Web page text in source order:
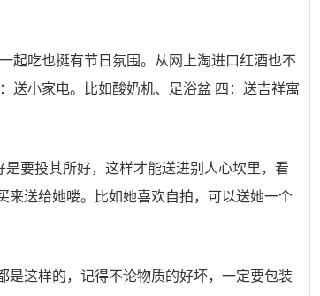
起吃也挺有节日氛围。从网上淘进口红酒也不
送小家电。比如酸奶机、足浴盆 四：送吉祥寓
要投其所好，这样才能送进别人心坎里，看
来送给她喽。比如她喜欢自拍，可以送她一个
是这样的，记得不论物质的好坏，一定要包装